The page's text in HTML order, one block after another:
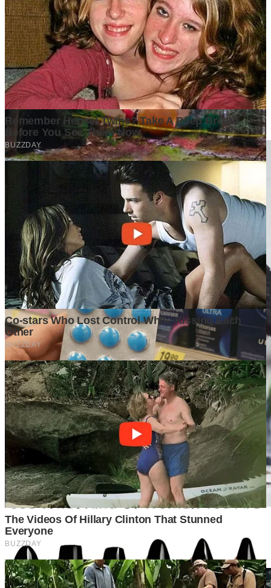
Penulis setia GrapadiNews.
Komentar (0)
Tulis Komentar
Belum ada komentar. Jadilah yang pertama!
Baca Juga
Mengapa Banyak Bisnis Gagal Bukan Karena Produknya
Buruk?
4 days ago